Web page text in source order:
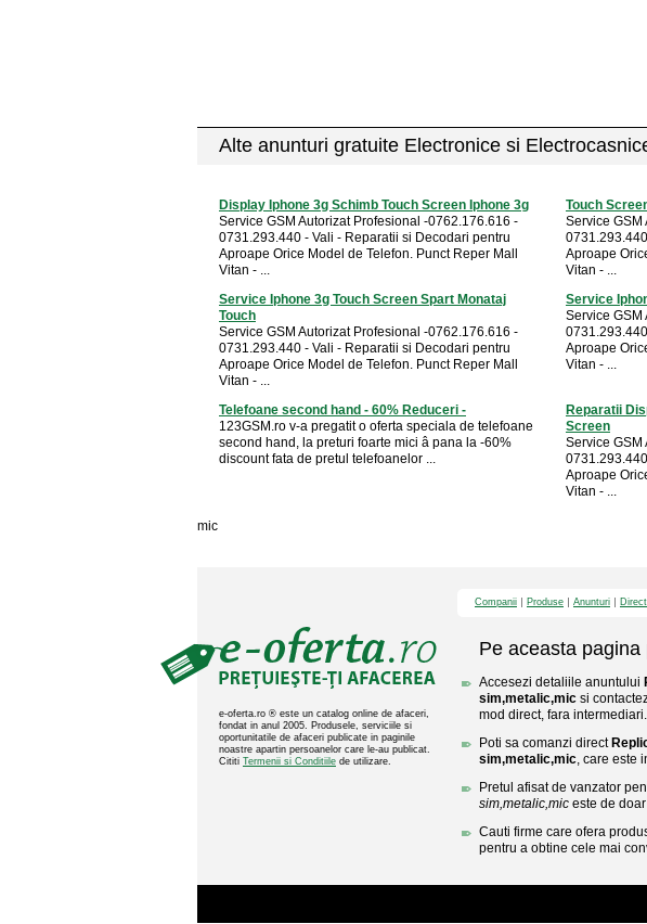
Alte anunturi gratuite Electronice si
Display Iphone 3g Schimb Touch Screen Iphone 3g
Service GSM Autorizat Profesional -0762.176.616 -
0731.293.440 - Vali - Reparatii si Decodari pentru
Aproape Orice Model de Telefon. Punct Reper Mall
Vitan - ...
Touch
Service
Aproape
Vitan - ...
Service Iphone 3g Touch Screen Spart Monataj
Touch
Service GSM Autorizat Profesional -0762.176.616 -
0731.293.440 - Vali - Reparatii si Decodari pentru
Aproape Orice Model de Telefon. Punct Reper Mall
Vitan - ...
Service
Service
Aproape
Vitan - ...
Telefoane second hand - 60% Reduceri -
123GSM.ro v-a pregatit o oferta speciala de telefoane
second hand, la preturi foarte mici â pana la -60%
discount fata de pretul telefoanelor ...
Reparatii
Screen
Service
Aproape
Vitan - ...
mic
e-oferta.ro ® este un catalog online de afaceri,
fondat in anul 2005. Produsele, serviciile si
oportunitatile de afaceri publicate in paginile
noastre apartin persoanelor care le-au publicat.
Cititi Termenii si Conditiile de utilizare.
Companii Produse Anunturi
Pe aceasta pagina
Accesezi detaliile anuntului
sim,metalic,mic si
mod direct, fara intermediari.
Poti sa comanzi direct
sim,metalic,mic, care este
Pretul afisat de vanzator
sim,metalic,mic este de
Cauti firme care ofera
pentru a obtine cele mai